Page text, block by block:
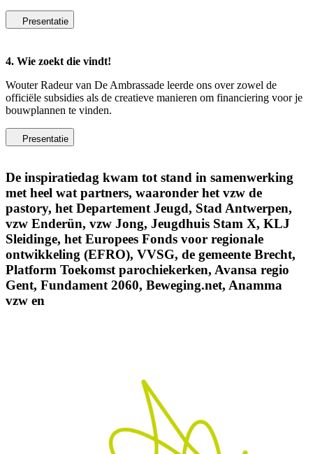
Presentatie
4. Wie zoekt die vindt!
Wouter Radeur van De Ambrassade leerde ons over zowel de
officiële subsidies als de creatieve manieren om financiering voor je
bouwplannen te vinden.
Presentatie
De inspiratiedag kwam tot stand in samenwerking
met heel wat partners, waaronder het vzw de
pastory, het Departement Jeugd, Stad Antwerpen,
vzw Enderün, vzw Jong, Jeugdhuis Stam X, KLJ
Sleidinge, het Europees Fonds voor regionale
ontwikkeling (EFRO), VVSG, de gemeente Brecht,
Platform Toekomst parochiekerken, Avansa regio
Gent, Fundament 2060, Beweging.net, Anamma
vzw en